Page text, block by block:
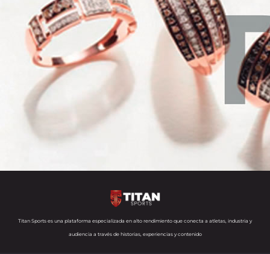
Titan Sports es una plataforma especializada en alto rendimiento que conecta a atletas, industria y
audiencia a través de historias, experiencias y contenido